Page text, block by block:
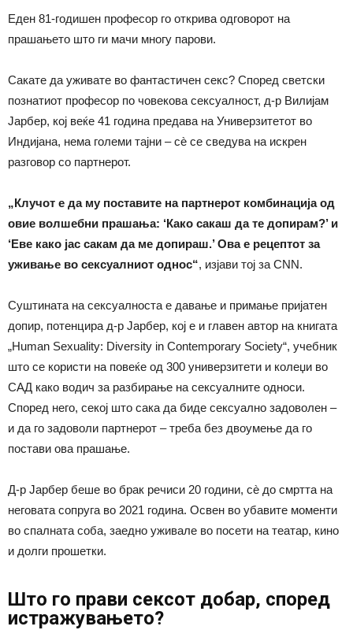
Еден 81-годишен професор го открива одговорот на
прашањето што ги мачи многу парови.
Сакате да уживате во фантастичен секс? Според светски
познатиот професор по човекова сексуалност, д-р Вилијам
Јарбер, кој веќе 41 година предава на Универзитетот во
Индијана, нема големи тајни – сè се сведува на искрен
разговор со партнерот.
„Клучот е да му поставите на партнерот комбинација од
овие волшебни прашања: ‘Како сакаш да те допирам?’ и
‘Еве како јас сакам да ме допираш.’ Ова е рецептот за
уживање во сексуалниот однос“, изјави тој за CNN.
Суштината на сексуалноста е давање и примање пријатен
допир, потенцира д-р Јарбер, кој е и главен автор на книгата
„Human Sexuality: Diversity in Contemporary Society“, учебник
што се користи на повеќе од 300 универзитети и колеџи во
САД како водич за разбирање на сексуалните односи.
Според него, секој што сака да биде сексуално задоволен –
и да го задоволи партнерот – треба без двоумење да го
постави ова прашање.
Д-р Јарбер беше во брак речиси 20 години, сè до смртта на
неговата сопруга во 2021 година. Освен во убавите моменти
во спалната соба, заедно уживале во посети на театар, кино
и долги прошетки.
Што го прави сексот добар, според
истражувањето?